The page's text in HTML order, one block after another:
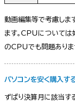
動画編集等で考慮しま
ます。CPUについては
のCPUでも問題ありま
パソコンを安く購入す
ずばり決算月に該当す